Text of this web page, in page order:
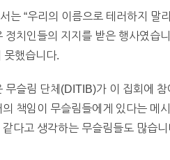
는 “우리의 이름으로 테러하지 말
치인들의 지지를 받은 행사였습
못했습니다.
슬림 단체(DITIB)가 이 집회에
책임이 무슬림들에게 있다는 메
다고 생각하는 무슬림들도 많습